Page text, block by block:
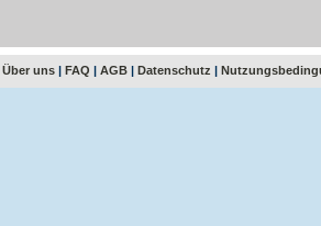
Über uns | FAQ | AGB | Datenschutz |